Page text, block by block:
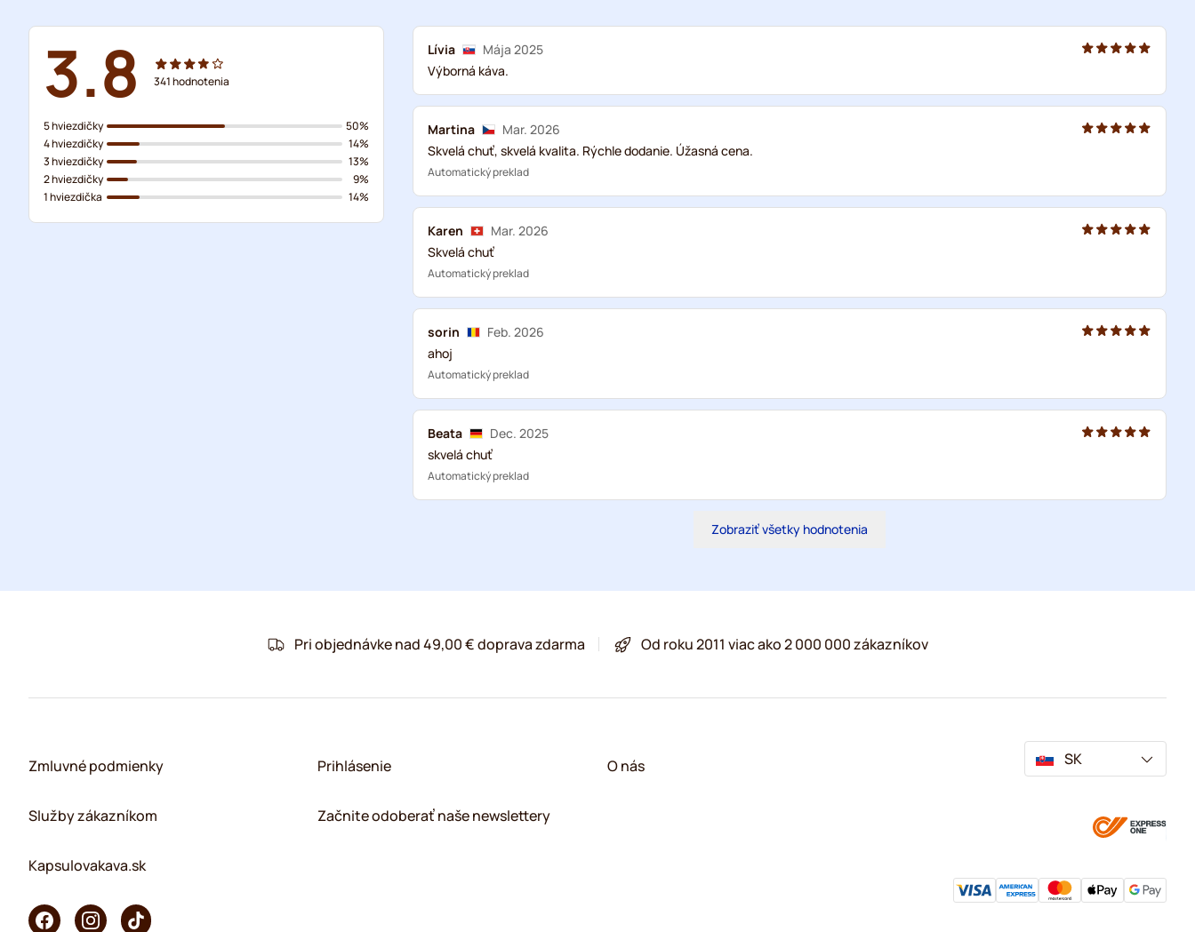
3.8 341hodnotenia
5 hviezdičky
4 hviezdičky
3 hviezdičky
2 hviezdičky
1 hviezdička
50%
14%
13%
9%
14%
Lívia
Mája 2025
Výborná káva.
Martina
Mar. 2026
Skvelá chuť, skvelá kvalita. Rýchle dodanie. Úžasná cena.
Automatický preklad
Karen
Mar. 2026
Skvelá chuť
Automatický preklad
sorin
Feb. 2026
ahoj
Automatický preklad
Beata
Dec. 2025
skvelá chuť
Automatický preklad
Zobraziť všetky hodnotenia
Pri objednávke nad 49,00 € doprava zdarma Od roku 2011 viac ako 2 000 000 zákazníkov
Zmluvné podmienky
Služby zákazníkom
Kapsulovakava.sk
Prihlásenie
Začnite odoberať naše newslettery
O nás SK